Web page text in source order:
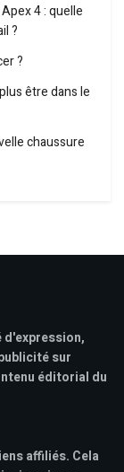
4 : quelle
?
?
être dans le
chaussure
d'expression,
sur
éditorial du
affiliés. Cela